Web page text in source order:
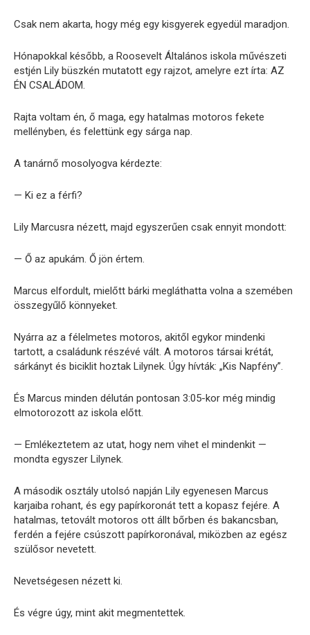
Csak nem akarta, hogy még egy kisgyerek egyedül maradjon.
Hónapokkal később, a Roosevelt Általános iskola művészeti
estjén Lily büszkén mutatott egy rajzot, amelyre ezt írta: AZ
ÉN CSALÁDOM.
Rajta voltam én, ő maga, egy hatalmas motoros fekete
mellényben, és felettünk egy sárga nap.
A tanárnő mosolyogva kérdezte:
— Ki ez a férfi?
Lily Marcusra nézett, majd egyszerűen csak ennyit mondott:
— Ő az apukám. Ő jön értem.
Marcus elfordult, mielőtt bárki megláthatta volna a szemében
összegyűlő könnyeket.
Nyárra az a félelmetes motoros, akitől egykor mindenki
tartott, a családunk részévé vált. A motoros társai krétát,
sárkányt és biciklit hoztak Lilynek. Úgy hívták: „Kis Napfény”.
És Marcus minden délután pontosan 3:05-kor még mindig
elmotorozott az iskola előtt.
— Emlékeztetem az utat, hogy nem vihet el mindenkit —
mondta egyszer Lilynek.
A második osztály utolsó napján Lily egyenesen Marcus
karjaiba rohant, és egy papírkoronát tett a kopasz fejére. A
hatalmas, tetovált motoros ott állt bőrben és bakancsban,
ferdén a fejére csúszott papírkoronával, miközben az egész
szülősor nevetett.
Nevetségesen nézett ki.
És végre úgy, mint akit megmentettek.